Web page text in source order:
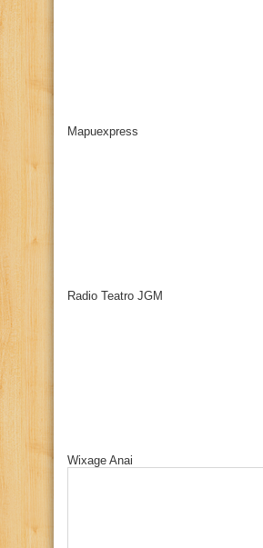
Mapuexpress
Radio Teatro JGM
Wixage Anai